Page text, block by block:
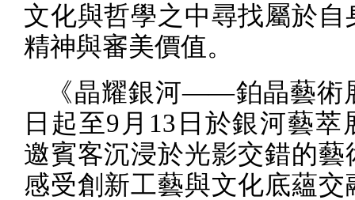
文化與哲學之中尋找屬於自
精神與審美價值。
《晶耀銀河——鉑晶藝術
日起至9 月 13 日於銀河藝萃
邀賓客沉浸於光影交錯的藝
感受創新工藝與文化底蘊交